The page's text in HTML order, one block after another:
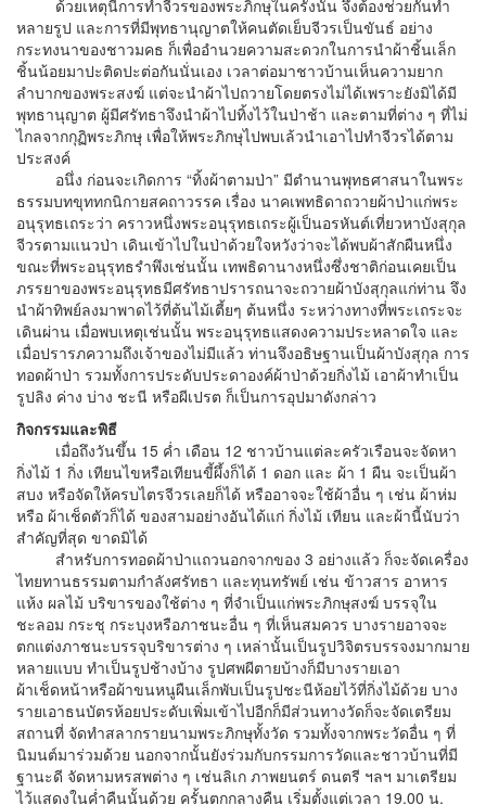
ด้วยเหตุนี้การทำจีวรของพระภิกษุในครั้งนั้น จึงต้องช่วยกันทำ
หลายรูป และการที่มีพุทธานุญาตให้คนตัดเย็บจีวรเป็นขันธ์ อย่าง
กระทงนาของชาวมคธ ก็เพื่ออำนวยความสะดวกในการนำผ้าชิ้นเล็ก
ชิ้นน้อยมาปะติดปะต่อกันนั่นเอง เวลาต่อมาชาวบ้านเห็นความยาก
ลำบากของพระสงฆ์ แต่จะนำผ้าไปถวายโดยตรงไม่ได้เพราะยังมิได้มี
พุทธานุญาต ผู้มีศรัทธาจึงนำผ้าไปทิ้งไว้ในป่าช้า และตามที่ต่าง ๆ ที่ไม่
ไกลจากกุฏิพระภิกษุ เพื่อให้พระภิกษุไปพบเล้วนำเอาไปทำจีวรได้ตาม
ประสงค์
อนึ่ง ก่อนจะเกิดการ “ทิ้งผ้าตามป่า” มีตำนานพุทธศาสนาในพระ
ธรรมบทขุททกนิกายสคถาวรรค เรื่อง นาคเพทธิดาถวายผ้าป่าแก่พระ
อนุรุทธเถระว่า คราวหนึ่งพระอนุรุทธเถระผู้เป็นอรหันต์เที่ยวหาบังสุกุล
จีวรตามแนวป่า เดินเข้าไปในป่าด้วยใจหวังว่าจะได้พบผ้าสักผืนหนึ่ง
ขณะที่พระอนุรุทธรำพึงเช่นนั้น เทพธิดานางหนึ่งซึ่งชาติก่อนเคยเป็น
ภรรยาของพระอนุรุทธมีศรัทธาปรารถนาจะถวายผ้าบังสุกุลแก่ท่าน จึง
นำผ้าทิพย์ลงมาพาดไว้ที่ต้นไม้เตี้ยๆ ต้นหนึ่ง ระหว่างทางที่พระเถระจะ
เดินผ่าน เมื่อพบเหตุเช่นนั้น พระอนุรุทธแสดงความประหลาดใจ และ
เมื่อปรารภความถึงเจ้าของไม่มีแล้ว ท่านจึงอธิษฐานเป็นผ้าบังสุกุล การ
ทอดผ้าป่า รวมทั้งการประดับประดาองค์ผ้าป่าด้วยกิ่งไม้ เอาผ้าทำเป็น
รูปลิง ค่าง บ่าง ชะนี หรือผีเปรต ก็เป็นการอุปมาดังกล่าว
กิจกรรมและพิธี
เมื่อถึงวันขึ้น 15 ค่ำ เดือน 12 ชาวบ้านแต่ละครัวเรือนจะจัดหา
กิ่งไม้ 1 กิ่ง เทียนไขหรือเทียนขี้ผึ้งก็ได้ 1 ดอก และ ผ้า 1 ผืน จะเป็นผ้า
สบง หรือจัดให้ครบไตรจีวรเลยก็ได้ หรืออาจจะใช้ผ้าอื่น ๆ เช่น ผ้าห่ม
หรือ ผ้าเช็ดตัวก็ได้ ของสามอย่างอันได้แก่ กิ่งไม้ เทียน และผ้านี้นับว่า
สำคัญที่สุด ขาดมิได้
สำหรับการทอดผ้าป่าแถวนอกจากของ 3 อย่างแล้ว ก็จะจัดเครื่อง
ไทยทานธรรมตามกำลังศรัทธา และทุนทรัพย์ เช่น ข้าวสาร อาหาร
แห้ง ผลไม้ บริขารของใช้ต่าง ๆ ที่จำเป็นแก่พระภิกษุสงฆ์ บรรจุใน
ชะลอม กระชุ กระบุงหรือภาชนะอื่น ๆ ที่เห็นสมควร บางรายอาจจะ
ตกแต่งภาชนะบรรจุบริขารต่าง ๆ เหล่านั้นเป็นรูปวิจิตรบรรจงมากมาย
หลายแบบ ทำเป็นรูปช้างบ้าง รูปศพผีตายบ้างก็มีบางรายเอา
ผ้าเช็ดหน้าหรือผ้าขนหนูผืนเล็กพับเป็นรูปชะนีห้อยไว้ที่กิ่งไม้ด้วย บาง
รายเอาธนบัตรห้อยประดับเพิ่มเข้าไปอีกก็มีส่วนทางวัดก็จะจัดเตรียม
สถานที่ จัดทำสลากรายนามพระภิกษุทั้งวัด รวมทั้งจากพระวัดอื่น ๆ ที่
นิมนต์มาร่วมด้วย นอกจากนั้นยังร่วมกับกรรมการวัดและชาวบ้านที่มี
ฐานะดี จัดหามหรสพต่าง ๆ เช่นลิเก ภาพยนตร์ ดนตรี ฯลฯ มาเตรียม
ไว้แสดงในค่ำคืนนั้นด้วย ครั้นตกกลางคืน เริ่มตั้งแต่เวลา 19.00 น.